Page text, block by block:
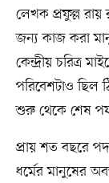
লেখক প্রফুল্ল রায়
জন্য কাজ করা
কেন্দ্রীয় চরিত্র
পরিবেশটাও ছিল
শুরু থেকে শেষ
প্রায় শত বছরে
ধর্মের মানুষের